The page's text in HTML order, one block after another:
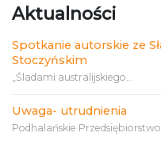
Aktualności
Spotkanie autorskie ze
Stoczyńskim
„Śladami australijskiego...
Uwaga- utrudnienia
Podhalańskie